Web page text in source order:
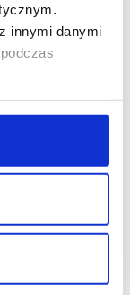
innymi danymi
sektora
za ponad
w Polsce
mln euro,
PRS
Syrena RE.
NREP
Young
projektu